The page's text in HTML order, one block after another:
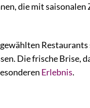
die mit
Die frische Brise,
Erlebnis.